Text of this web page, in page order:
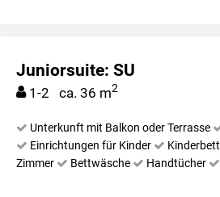
Juniorsuite: SU
1-2 ca. 36 m2
Unterkunft mit Balkon oder Terrasse
Einrichtungen für Kinder
Kinderbett
Zimmer
Bettwäsche Handtücher